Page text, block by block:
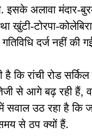
इसके अलावा मंदार-
खुंटी-टोरपा-
दर्ज नहीं की
है कि रांची रोड
से आगे बढ़ रही हैं,
उठ रहा है कि
से ठप क्यों हैं.